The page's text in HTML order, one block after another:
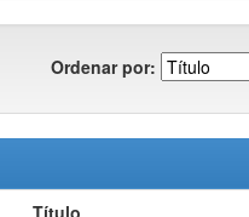
Ordenar por:
Título